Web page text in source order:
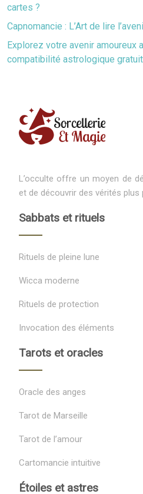
cartes ?
Capnomancie : L’Art de lire
Explorez votre avenir amoureux
compatibilité astrologique gratuit
L’occulte offre un moyen de
et de découvrir des vérités plus
Sabbats et rituels
Rituels de pleine lune
Wicca moderne
Rituels de protection
Invocation des éléments
Tarots et oracles
Oracle des anges
Tarot de Marseille
Tarot de l’amour
Cartomancie intuitive
Étoiles et astres